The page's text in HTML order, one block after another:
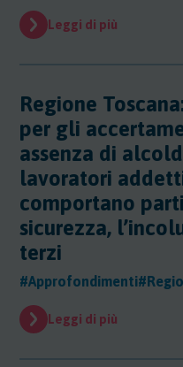
Ambiente - VIA/
Ambiente -
Ambiente -
AUA
Ambiente - Rifiuti/
Certificazioni - EMAS
Certificazioni - CSR
Contributi
Documenti
Edilizia
Edilizia
Energia
Energia
Evidenza
Evidenza
Normative
Normative
Leggi di più
Regione
per gli
assenza di
lavoratori
comportano
sicurezza,
terzi
#Approfondimenti
Leggi di più